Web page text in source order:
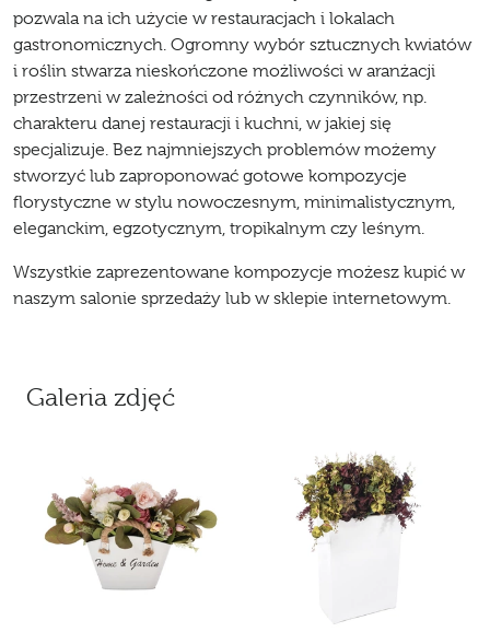
pozwala na ich użycie w restauracjach i lokalach
gastronomicznych. Ogromny wybór sztucznych kwiatów
i roślin stwarza nieskończone możliwości w aranżacji
przestrzeni w zależności od różnych czynników, np.
charakteru danej restauracji i kuchni, w jakiej się
specjalizuje. Bez najmniejszych problemów możemy
stworzyć lub zaproponować gotowe kompozycje
florystyczne w stylu nowoczesnym, minimalistycznym,
eleganckim, egzotycznym, tropikalnym czy leśnym.
Wszystkie zaprezentowane kompozycje możesz kupić w
naszym salonie sprzedaży lub w sklepie internetowym.
Galeria zdjęć